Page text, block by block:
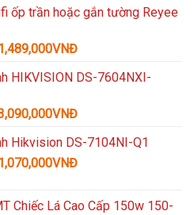
tại
935,000VNĐ.
ốp trần hoặc gắn tường Reyee
VNĐGiá
tại
1,489,000VNĐ.
HIKVISION DS-7604NXI-
VNĐGiá
tại
là:
Hikvision DS-7104NI-Q1
VNĐGiá
Chiếc Lá Cao Cấp 150w 150-